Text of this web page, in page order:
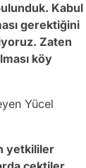
Kabul
gerektiğini
Zaten
köy
Yücel
yetkililer